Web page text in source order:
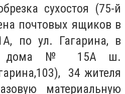
сухостоя (75-й
почтовых ящиков в
по ул. Гагарина, в
дома № 15А ш.
34 жителя
материальную